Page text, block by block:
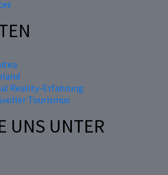
Reality-Erfahrung
Tourismus
UNS UNTER